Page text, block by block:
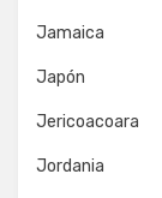
Jamaica
Japón
Jericoacoara
Jordania